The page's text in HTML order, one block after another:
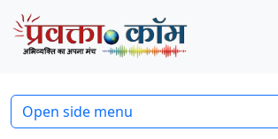
Skip to content
Skip to footer
Open side menu